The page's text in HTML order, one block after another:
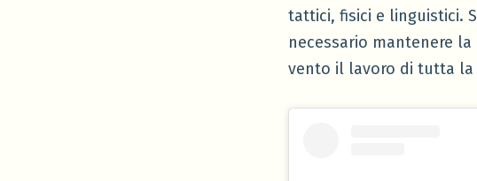
tattici, fisici e linguistici.
necessario mantenere
vento il lavoro di tutta la